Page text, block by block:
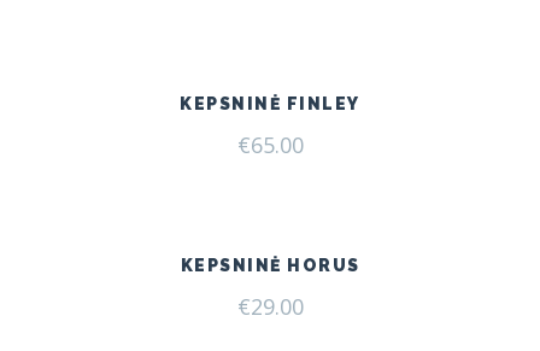
KEPSNINĖ FINLEY
€65.00
KEPSNINĖ HORUS
€29.00